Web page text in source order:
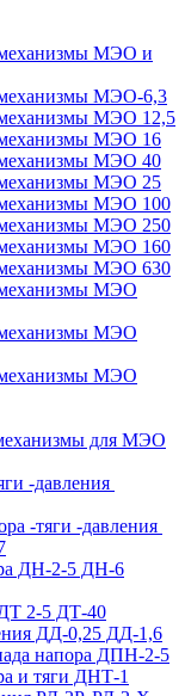
МЭО и
МЭО-6,3
МЭО 12,5
МЭО 16
МЭО 40
МЭО 25
МЭО 100
МЭО 250
МЭО 160
МЭО 630
МЭО
МЭО
МЭО
для МЭО
-давления
-тяги -давления
ДН-2-5 ДН-6
2-5 ДТ-40
ДД-0,25 ДД-1,6
напора ДПН-2-5
и тяги ДНТ-1